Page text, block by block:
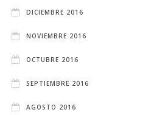
DICIEMBRE 2016
NOVIEMBRE 2016
OCTUBRE 2016
SEPTIEMBRE 2016
AGOSTO 2016